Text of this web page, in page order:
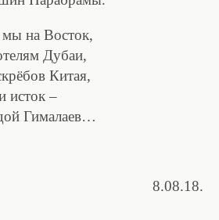
на Восток,
Дубаи,
Китая,
исток –
Гималаев…
8.08.18.